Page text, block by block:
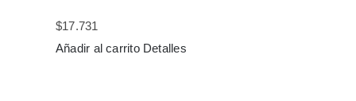
$17.731
Añadir al carrito Detalles